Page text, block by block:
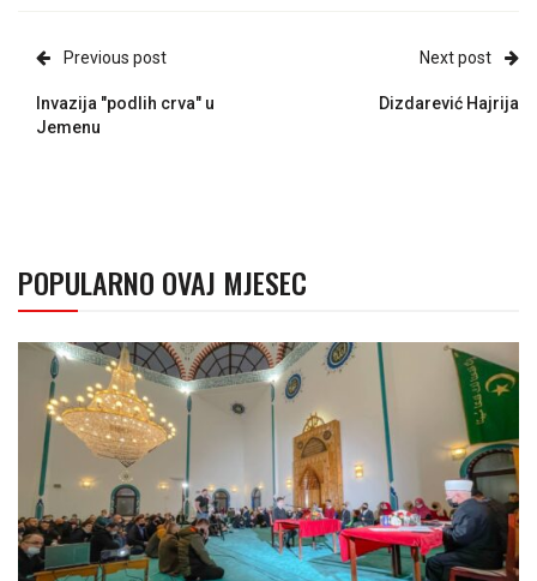
Previous post
Invazija "podlih crva" u
Jemenu
Next post
Dizdarević Hajrija
POPULARNO OVAJ MJESEC